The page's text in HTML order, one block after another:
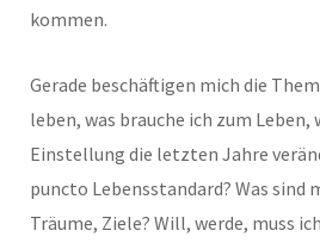
kommen.
Gerade beschäftigen mich die
leben, was brauche ich zum Leben,
Einstellung die letzten Jahre
puncto Lebensstandard? Was sind
Träume, Ziele? Will, werde, muss